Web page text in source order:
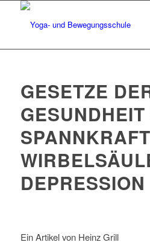
GESETZE
DEPRESSION
Ein Artikel von Heinz Grill